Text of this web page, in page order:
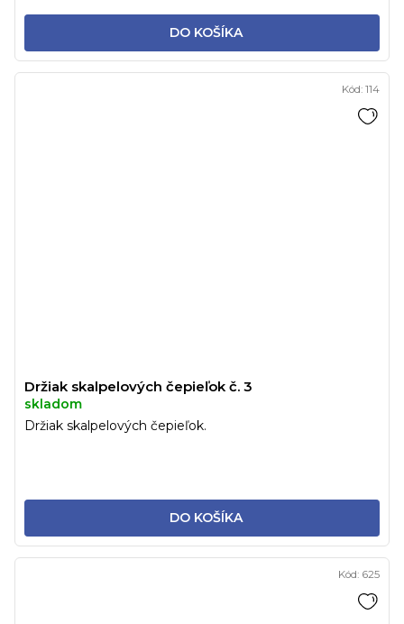
DO KOŠÍKA
Držiak skalpelových čepieľok č. 3
skladom
DO KOŠÍKA
Držiak skalpelových čepieľok.
Kód: 114
Kód: 625